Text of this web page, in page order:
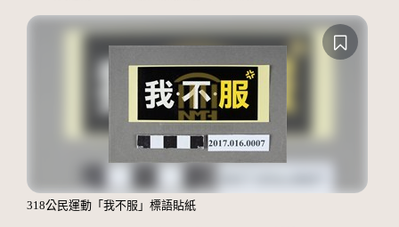
318公民運動「我不服」標語貼紙